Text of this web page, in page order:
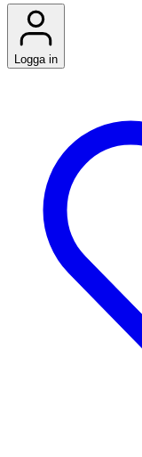
Logga in